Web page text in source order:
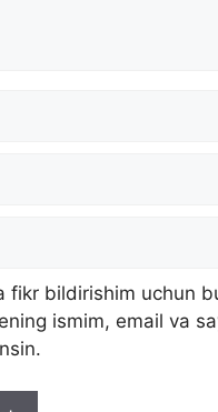
fikr bildirishim uchun
ismim, email va